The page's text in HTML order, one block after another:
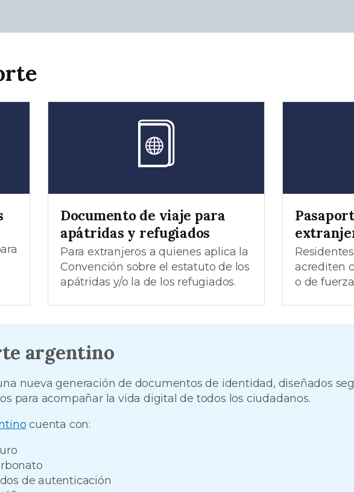
Documento de viaje para
apátridas y refugiados
Para extranjeros a quienes aplica la
Convención sobre el estatuto de los
apátridas y/o la de los refugiados.
acrediten
o de
argentino
nueva generación de documentos de identidad, diseñados
para acompañar la vida digital de todos los ciudadanos.
cuenta con:
de autenticación